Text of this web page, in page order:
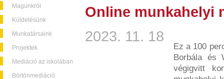
Magunkról
Küldetésünk
Munkatársaink
Projektek
Mediáció az iskolában
Börtönmediáció
Online munkahelyi
2023. 11. 18
Ez a 100
Borbála és
végigvitt